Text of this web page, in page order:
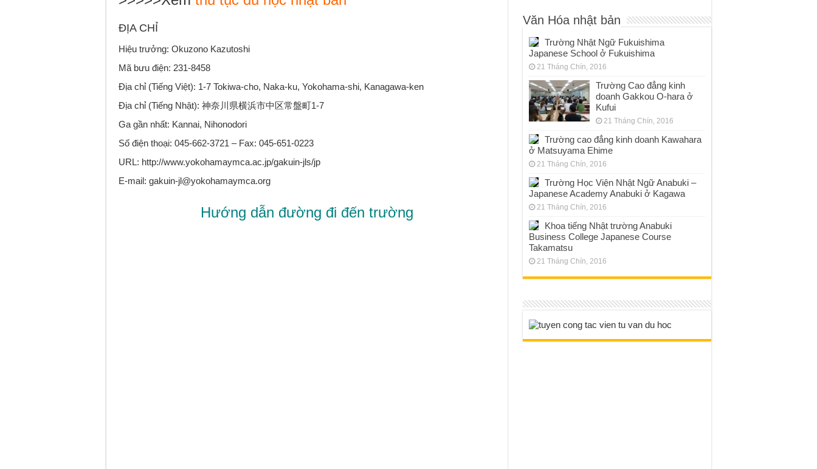
ĐỊA CHỈ
Hiệu trưởng: Okuzono Kazutoshi
Mã bưu điện: 231-8458
Địa chỉ (Tiếng Việt): 1-7 Tokiwa-cho, Naka-ku, Yokohama-shi, Kanagawa-ken
Địa chỉ (Tiếng Nhật): 神奈川県横浜市中区常盤町1-7
Ga gần nhất: Kannai, Nihonodori
Số điện thoại: 045-662-3721 – Fax: 045-651-0223
URL: http://www.yokohamaymca.ac.jp/gakuin-jls/jp
E-mail: gakuin-jl@yokohamaymca.org
Hướng dẫn đường đi đến trường
Văn Hóa nhật bản
Trường Nhật Ngữ Fukuishima
Japanese School ở Fukuishima
21 Tháng Chín, 2016
Trường Cao đẳng kinh
doanh Gakkou O-hara ở
Kufui
21 Tháng Chín, 2016
Trường cao đẳng kinh doanh Kawahara
ở Matsuyama Ehime
21 Tháng Chín, 2016
Trường Học Viện Nhật Ngữ Anabuki –
Japanese Academy Anabuki ở Kagawa
21 Tháng Chín, 2016
Khoa tiếng Nhật trường Anabuki
Business College Japanese Course
Takamatsu
21 Tháng Chín, 2016